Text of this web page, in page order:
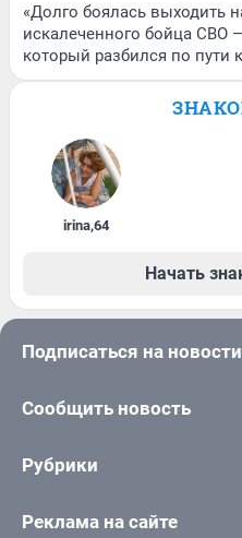
«Долго боялась выходить
искалеченного бойца СВО
который разбился по пути
irina,64
Начать
Подписаться на новости
Сообщить новость
Рубрики
Реклама на сайте